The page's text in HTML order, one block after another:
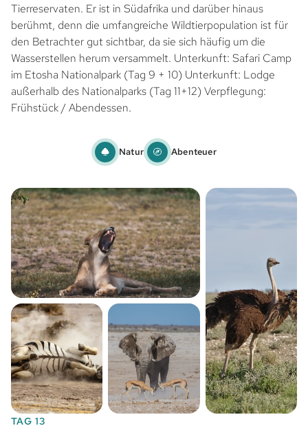
Tierreservaten. Er ist in Südafrika und darüber hinaus
berühmt, denn die umfangreiche Wildtierpopulation ist für
den Betrachter gut sichtbar, da sie sich häufig um die
Wasserstellen herum versammelt. Unterkunft: Safari Camp
im Etosha Nationalpark (Tag 9 + 10) Unterkunft: Lodge
außerhalb des Nationalparks (Tag 11+12) Verpflegung:
Frühstück / Abendessen.
Natur Abenteuer
TAG 13